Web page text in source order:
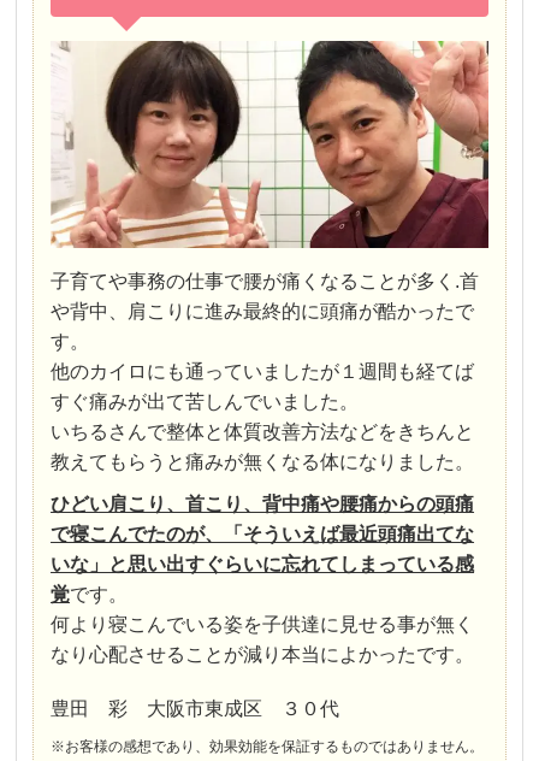
子育てや事務の仕事で腰が痛くなることが多く.首
や背中、肩こりに進み最終的に頭痛が酷かったで
す。
他のカイロにも通っていましたが１週間も経てば
すぐ痛みが出て苦しんでいました。
いちるさんで整体と体質改善方法などをきちんと
教えてもらうと痛みが無くなる体になりました。
ひどい肩こり、首こり、背中痛や腰痛からの頭痛
で寝こんでたのが、「そういえば最近頭痛出てな
いな」と思い出すぐらいに忘れてしまっている感
覚です。
何より寝こんでいる姿を子供達に見せる事が無く
なり心配させることが減り本当によかったです。
豊田 彩 大阪市東成区 ３０代
※お客様の感想であり、効果効能を保証するものではありません。